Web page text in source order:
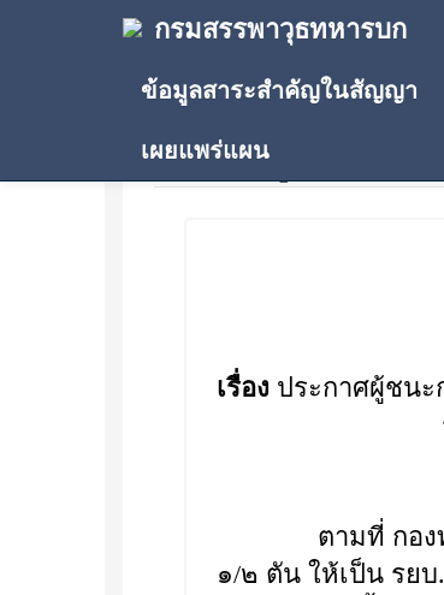
กรมสรรพาวุธทหารบก
ข้อมูลสาระสำคัญในสัญญา
เผยแพร่แผน
ประกาศผู้ชนะการเส
เรื่อง ประกาศผู้ชนะ
ตามที่ กองทัพบก
๑/๒ ตัน ให้เป็น รย